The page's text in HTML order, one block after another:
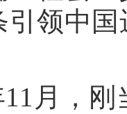
引领中
11月，